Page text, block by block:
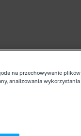
na przechowywanie plików
analizowania wykorzystania